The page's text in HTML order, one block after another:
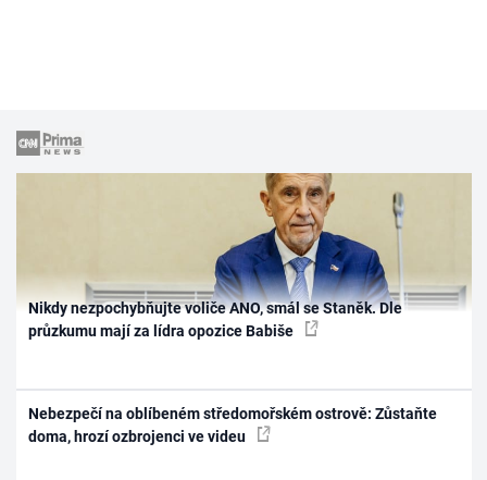
Nikdy nezpochybňujte voliče ANO, smál se Staněk. Dle
průzkumu mají za lídra opozice Babiše
Nebezpečí na oblíbeném středomořském ostrově: Zůstaňte
doma, hrozí ozbrojenci ve videu